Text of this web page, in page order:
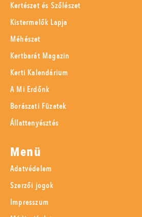
Kertészet és Szőlészet
Kistermelők Lapja
Méhészet
Kertbarát Magazin
Kerti Kalendárium
A Mi Erdőnk
Borászati Füzetek
Állattenyésztés
Menü
Adatvédelem
Szerzői jogok
Impresszum